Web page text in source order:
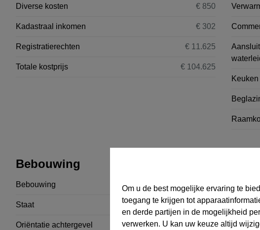
Om u de best mogelijke ervaring te
toegang te krijgen tot
en derde partijen in de mogelijkheid
verwerken. U kan uw keuze altijd
Diverse kosten € 850
Kadastraal inkomen € 302
Registratierechten € 11.625
Totale kostprijs € 104.625
Keuken
Bebouwing
Bebouwing Halfopen
Staat Goede staat
Oriëntatie achtergevel Zuid